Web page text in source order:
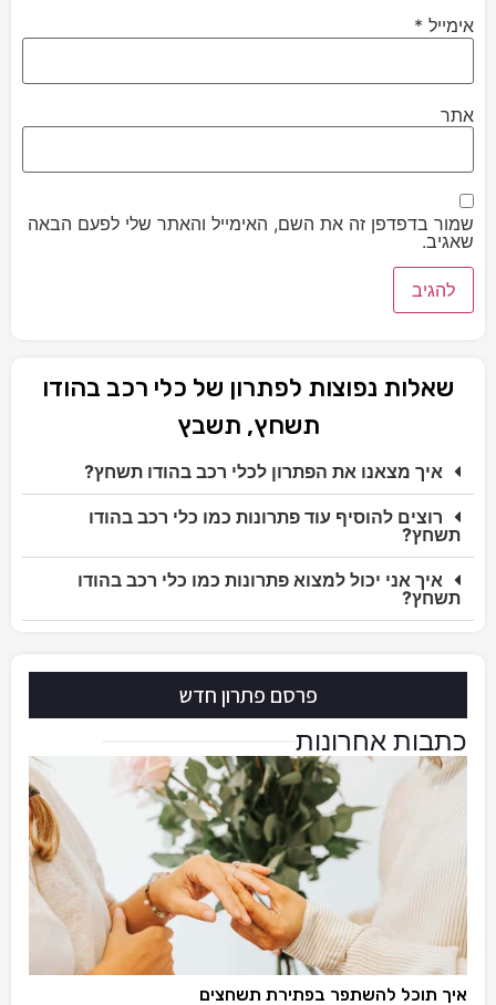
אימייל *
אתר
שמור בדפדפן זה את השם, האימייל והאתר שלי לפעם הבאה
שאגיב.
שאלות נפוצות לפתרון של כלי רכב בהודו
תשחץ, תשבץ
איך מצאנו את הפתרון לכלי רכב בהודו תשחץ?
רוצים להוסיף עוד פתרונות כמו כלי רכב בהודו
תשחץ?
איך אני יכול למצוא פתרונות כמו כלי רכב בהודו
תשחץ?
פרסם פתרון חדש
כתבות אחרונות
איך תוכל להשתפר בפתירת תשחצים